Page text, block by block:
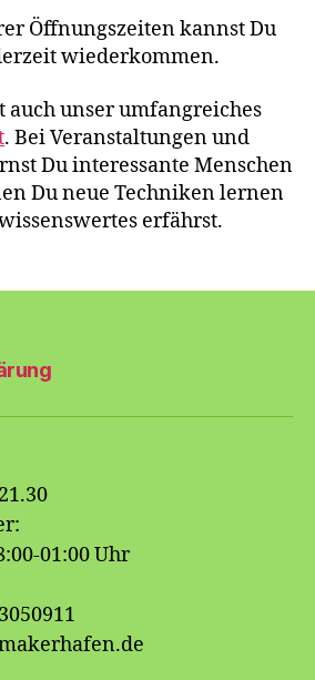
Öffnungszeiten kannst Du
wiederkommen.
auch unser umfangreiches
. Bei Veranstaltungen und
Du interessante Menschen
Du neue Techniken lernen
erfährst.
01:00 Uhr